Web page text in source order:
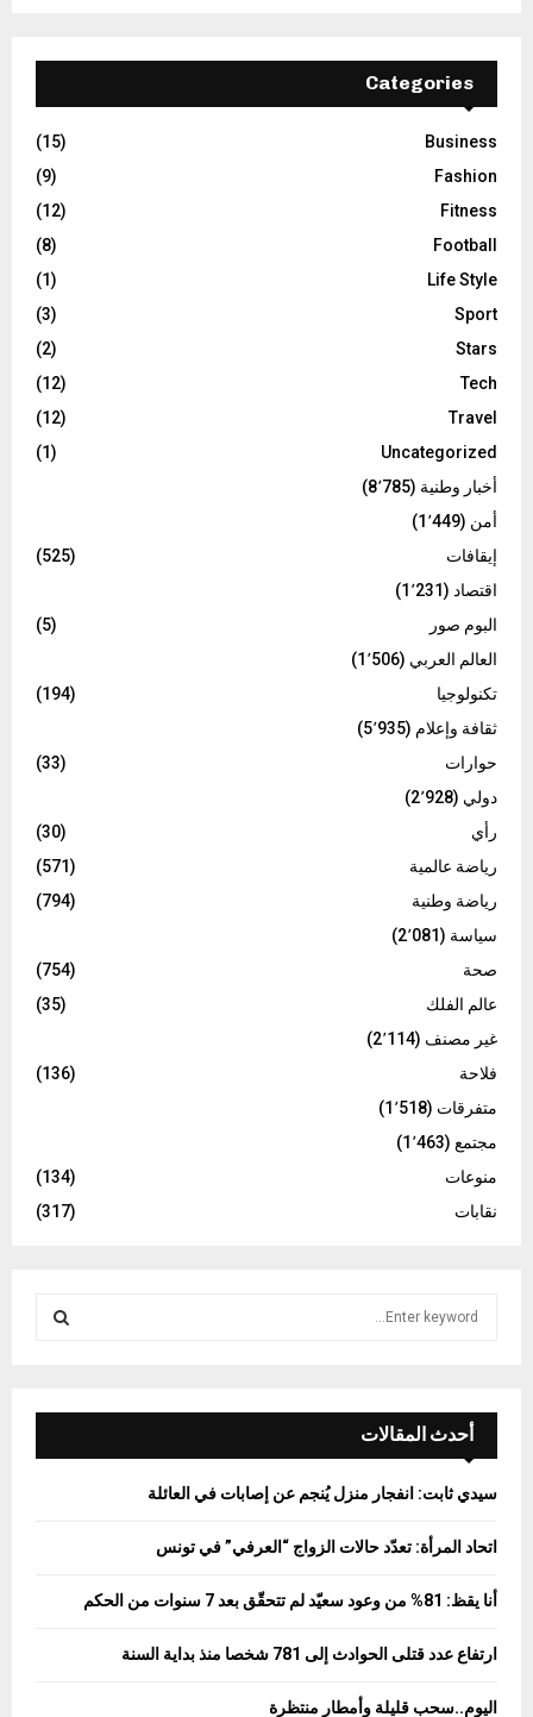
Categories
Business
(15)
Fashion
(9)
Fitness
(12)
Football
(8)
Life Style
(1)
Sport
(3)
Stars
(2)
Tech
(12)
Travel
(12)
Uncategorized
(1)
أخبار وطنية (8٬785)
أمن (1٬449)
إيقافات
(525)
اقتصاد (1٬231)
البوم صور
(5)
العالم العربي (1٬506)
تكنولوجيا
(194)
ثقافة وإعلام (5٬935)
حوارات
(33)
دولي (2٬928)
رأي
(30)
رياضة عالمية
(571)
رياضة وطنية
(794)
سياسة (2٬081)
صحة
(754)
عالم الفلك
(35)
غير مصنف (2٬114)
فلاحة
(136)
متفرقات (1٬518)
مجتمع (1٬463)
منوعات
(134)
نقابات
(317)
f
r
E
A
أحدث المقالات
سيدي ثابت: انفجار منزل يُنجم عن إصابات في العائلة
اتحاد المرأة: تعدّد حالات الزواج “العرفي” في تونس
أنا يقظ: 81% من وعود سعيّد لم تتحقّق بعد 7 سنوات من الحكم
ارتفاع عدد قتلى الحوادث إلى 781 شخصا منذ بداية السنة
اليوم..سحب قليلة وأمطار منتظرة